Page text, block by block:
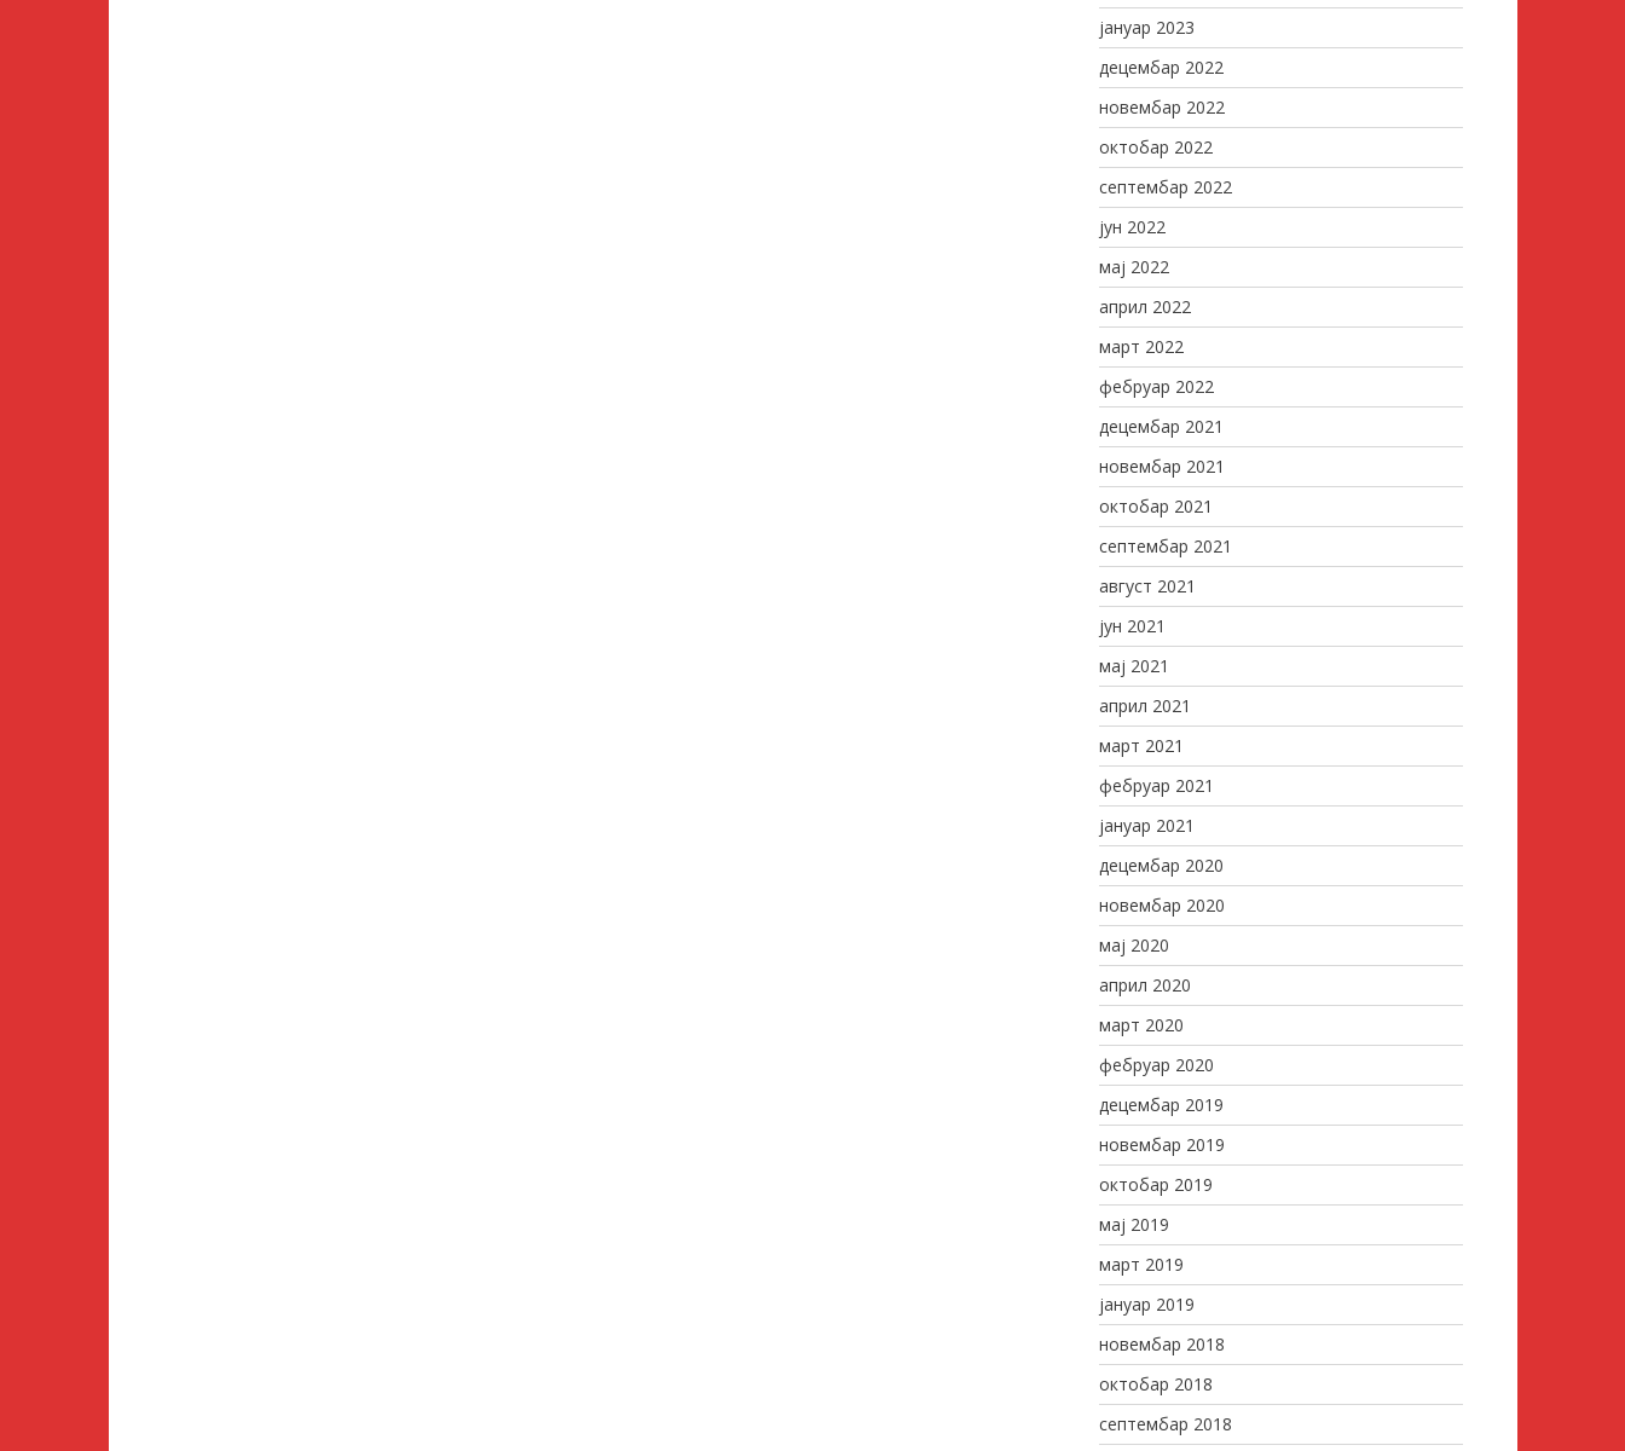
јануар 2023
децембар 2022
новембар 2022
октобар 2022
септембар 2022
јун 2022
мај 2022
април 2022
март 2022
фебруар 2022
децембар 2021
новембар 2021
октобар 2021
септембар 2021
август 2021
јун 2021
мај 2021
април 2021
март 2021
фебруар 2021
јануар 2021
децембар 2020
новембар 2020
мај 2020
април 2020
март 2020
фебруар 2020
децембар 2019
новембар 2019
октобар 2019
мај 2019
март 2019
јануар 2019
новембар 2018
октобар 2018
септембар 2018